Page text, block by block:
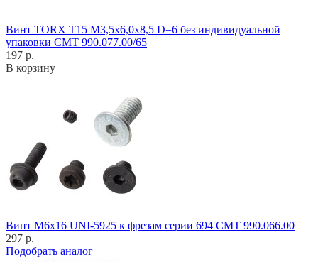
Винт TORX T15 M3,5x6,0x8,5 D=6 без индивидуальной
упаковки CMT 990.077.00/65
197 р.
В корзину
Винт M6x16 UNI-5925 к фрезам серии 694 CMT 990.066.00
297 р.
Подобрать аналог